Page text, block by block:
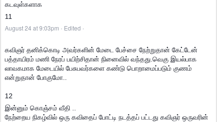
கடவுள்களாக
11
August 24 at 9:03pm · Edited ·
கவிஞர் தனிக்கொடி அவர்களின் மேடை பேச்சை நேற்றுதான் கேட்டேன்
பத்தாயிரம் மணி நேரப் பயிற்சிதான் நினைவில் வந்தது.வெகு இயல்பாக
லாவகமாக மேடையில் பேசுபவர்களை கண்டு பொறாமைப்படும் குணம்
என்றுதான் போகுமோ..
12
இன்னும் கொஞ்சம் வீதி ..
நேற்றைய நிகழ்வில் ஒரு கவிதைப் போட்டி நடத்தப் பட்டது கவிஞர் ஒருவரின்